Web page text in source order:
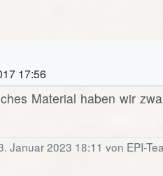
17:56
Material haben wir
Januar 2023 18:11 von EPI-